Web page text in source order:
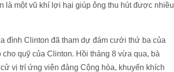
là một vũ khí lợi hại giúp ông thu hút được nhiều
đình Clinton đã tham dự đám cưới thứ ba của
quỹ của Clinton. Hồi tháng 8 vừa qua, bà
vị trí ứng viên đảng Cộng hòa, khuyến khích